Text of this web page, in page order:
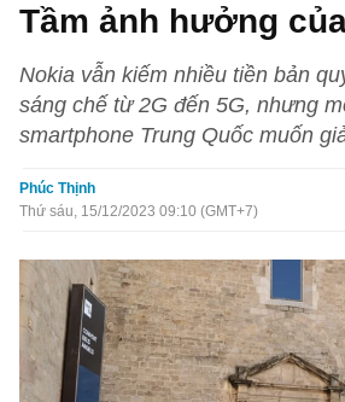
Tầm ảnh hưởng
Nokia vẫn kiếm nhiều tiền bản
sáng chế từ 2G đến 5G, nhưng
smartphone Trung Quốc muốn
Phúc Thịnh
Thứ sáu, 15/12/2023 09:10 (GMT+7)